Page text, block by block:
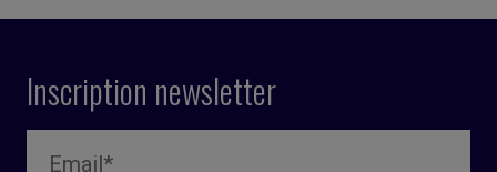
Inscription newsletter